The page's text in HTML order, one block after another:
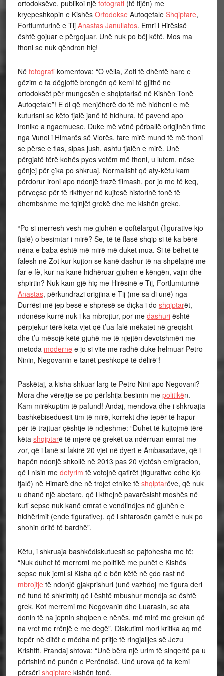
ortodoksëve, publikoi një fotografi(të tijën) me
kryepeshkopin e Kishës OrtodokseAutoqefale Shqiptare,
Fortlumturinë e Tij Anastas Janullatos. Emri i Hirësisë
është gojuar e përgojuar. Unë nuk po bëj këtë. Mos ma
thoni se nuk qëndron hiç!
Në fotografikomentova: “O vëlla, Zoti të dhëntë hare e
gëzim e ta dëgjoftë brengën që kemi të gjithë ne
ortodoksët për mungesën e shqiptarisë në Kishën Tonë
Autoqefale”! E di që menjëherë do të më hidheni e më
kuturisni se këto fjalë janë të hidhura, të pavend apo
ironike a ngacmuese. Duke më vënë përballë origjinën time
nga Vunoi i Himarës së Vlorës, fare mirë mund të më thoni
se përse e flas, sipas jush, ashtu fjalën e mirë. Unë
përgjatë tërë kohës pyes vetëm më thoni, u lutem, nëse
gënjej për ç’ka po shkruaj. Normalisht që aty-këtu kam
përdorur ironi apo ndonjë frazë filmash, por jo me të keq,
përveçse për të rikthyer në kujtesë historinë tonë të
dhembshme me fqinjët grekë dhe me kishën greke.
“Po si merresh vesh me gjuhën e qoftëlargut (figurative kjo
fjalë) o besimtar i mirë? Se, të të flasë shqip si të ka bërë
nëna e baba është më mirë më duket mua. Si të bëhet të
falesh në Zot kur kujton se kanë dashur të na shpëlajnë me
far e fè, kur na kanë hidhëruar gjuhën e këngën, vajin dhe
shpirtin? Nuk kam gjë hiç me Hirësinë e Tij, Fortlumturinë
Anastas, përkundrazi origjina e Tij (me sa di unë) nga
Durrësi më jep besë e shpresë se diçka i do shqiptarët,
ndonëse kurrë nuk i ka mbrojtur, por me dashuriështë
përpjekur tërë këta vjet që t’ua falë mëkatet në greqisht
dhe t’u mësojë këtë gjuhë me të njejtën devotshmëri me
metoda modernee jo si vite me radhë duke helmuar Petro
Ninin, Negovanin e tanët peshkopë të dëlirë”!
Paskëtaj, a kisha shkuar larg te Petro Nini apo Negovani?
Mora dhe vërejtje se po përfshija besimin me politikën.
Kam mirëkuptim të pafund! Andaj, mendova dhe i shkruajta
bashkëbiseduesit tim të mirë, korrekt dhe tepër të hapur
për të trajtuar çështje të ndjeshme: “Duhet të kujtojmë tërë
këta shqiptarë të mjerë që grekët ua ndërruan emrat me
zor, që i lanë si fakirë 20 vjet në dyert e Ambasadave, që i
hapën ndonjë shkollë në 2013 pas 20 vjetësh emigracion,
që i nisin me detyrim të votojnë qafirët (figurative edhe kjo
fjalë) në Himarë dhe në trojet etnike të shqiptarëve, që nuk
u dhanë një abetare, që i kthejnë pavarësisht moshës në
kufi sepse nuk kanë emrat e vendlindjes në gjuhën e
hidhërimit (ende figurative), që i shfarosën çamët e nuk po
shohin dritë të bardhë”.
Këtu, i shkruaja bashkëdiskutuesit se pajtohesha me të:
“Nuk duhet të merremi me politikë me punët e Kishës
sepse nuk jemi si Kisha që e bën këtë në çdo rast në
mbrojtjetë ndonjë gjakprishuri (unë vazhdoj me figura deri
në fund të shkrimit) që i është mbushur mendja se është
grek. Kot merremi me Negovanin dhe Luarasin, se ata
donin të na jepnin shqipen e nënës, më mirë me grekun që
na vret me rrënjë e me degë”. Diskutimi mori kritika aq më
tepër në ditët e mëdha në pritje të ringjalljes së Jezu
Krishtit. Prandaj shtova: “Unë bëra një urim të sinqertë pa u
përfshirë në punën e Perëndisë. Unë urova që ta kemi
përsëri shqiptarekishën tonë.